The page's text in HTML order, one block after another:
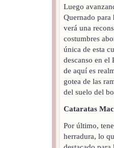
Luego
Quernado para
verá una
costumbres
única de esta
descanso en el
de aquí es
gotea de las
del suelo del
Cataratas
Por último,
herradura, lo